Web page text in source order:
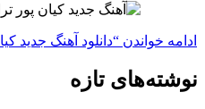
ادامه خواندن “دانلود آهنگ جدید
نوشته‌های تازه